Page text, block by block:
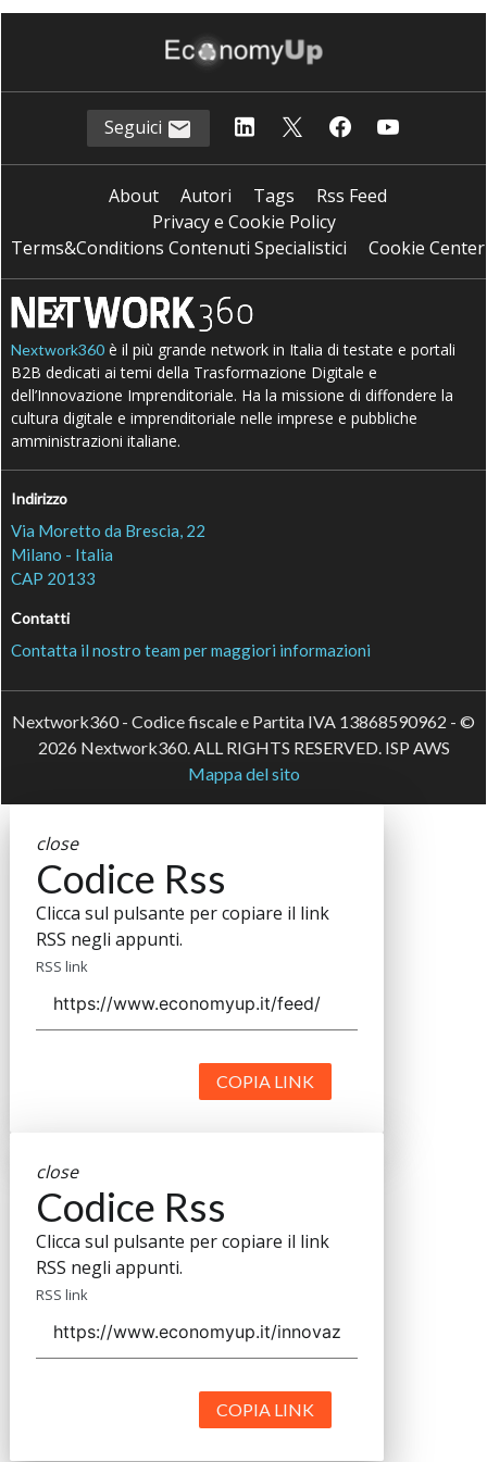
Seguici
About Autori Tags
Rss Feed
Privacy e Cookie Policy
Terms&Conditions Contenuti Specialistici
Cookie Center
Nextwork360 è il più grande network in Italia di testate e portali
B2B dedicati ai temi della Trasformazione Digitale e
dell’Innovazione Imprenditoriale. Ha la missione di diffondere la
cultura digitale e imprenditoriale nelle imprese e pubbliche
amministrazioni italiane.
Indirizzo
Via Moretto da Brescia, 22
Milano - Italia
CAP 20133
Contatti
Contatta il nostro team per maggiori informazioni
Nextwork360 - Codice fiscale e Partita IVA 13868590962 - ©
2026 Nextwork360. ALL RIGHTS RESERVED. ISP AWS
Mappa del sito
close
Codice Rss
Clicca sul pulsante per copiare il link
RSS negli appunti.
RSS link
COPIA LINK
close
Codice Rss
Clicca sul pulsante per copiare il link
RSS negli appunti.
RSS link
COPIA LINK